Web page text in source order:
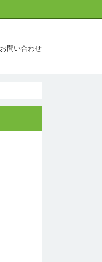
お問い合わせ